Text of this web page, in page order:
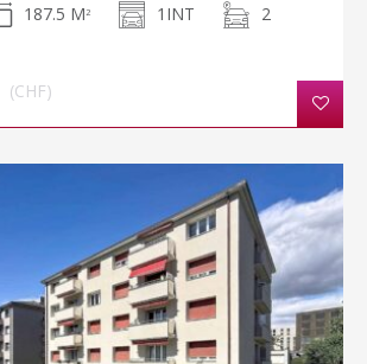
187.5 M 2 1INT 2
(CHF)